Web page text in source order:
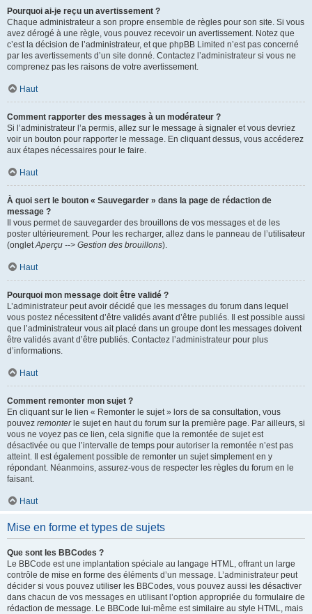
Pourquoi ai-je reçu un avertissement ?
Chaque administrateur a son propre ensemble de règles pour son site. Si vous
avez dérogé à une règle, vous pouvez recevoir un avertissement. Notez que
c’est la décision de l’administrateur, et que phpBB Limited n’est pas concerné
par les avertissements d’un site donné. Contactez l’administrateur si vous ne
comprenez pas les raisons de votre avertissement.
Haut
Comment rapporter des messages à un modérateur ?
Si l’administrateur l’a permis, allez sur le message à signaler et vous devriez
voir un bouton pour rapporter le message. En cliquant dessus, vous accéderez
aux étapes nécessaires pour le faire.
Haut
À quoi sert le bouton « Sauvegarder » dans la page de rédaction de
message ?
Il vous permet de sauvegarder des brouillons de vos messages et de les
poster ultérieurement. Pour les recharger, allez dans le panneau de l’utilisateur
(ongletAperçu --> Gestion des brouillons).
Haut
Pourquoi mon message doit être validé ?
L’administrateur peut avoir décidé que les messages du forum dans lequel
vous postez nécessitent d’être validés avant d’être publiés. Il est possible aussi
que l’administrateur vous ait placé dans un groupe dont les messages doivent
être validés avant d’être publiés. Contactez l’administrateur pour plus
d’informations.
Haut
Comment remonter mon sujet ?
En cliquant sur le lien « Remonter le sujet » lors de sa consultation, vous
pouvez remonterle sujet en haut du forum sur la première page. Par ailleurs, si
vous ne voyez pas ce lien, cela signifie que la remontée de sujet est
désactivée ou que l’intervalle de temps pour autoriser la remontée n’est pas
atteint. Il est également possible de remonter un sujet simplement en y
répondant. Néanmoins, assurez-vous de respecter les règles du forum en le
faisant.
Haut
Mise en forme et types de sujets
Que sont les BBCodes ?
Le BBCode est une implantation spéciale au langage HTML, offrant un large
contrôle de mise en forme des éléments d’un message. L’administrateur peut
décider si vous pouvez utiliser les BBCodes, vous pouvez aussi les désactiver
dans chacun de vos messages en utilisant l’option appropriée du formulaire de
rédaction de message. Le BBCode lui-même est similaire au style HTML, mais